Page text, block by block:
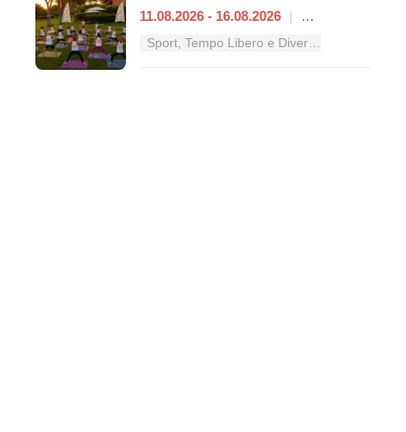
11.08.2026 - 16.08.2026 |
Sport, Tempo Libero e Divertimento nel Lazio